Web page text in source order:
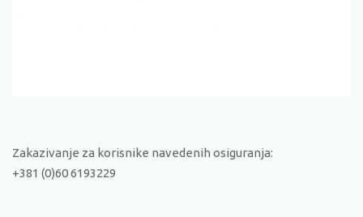
Zakazivanje za korisnike navedenih osiguranja:
+381 (0)60 6193229